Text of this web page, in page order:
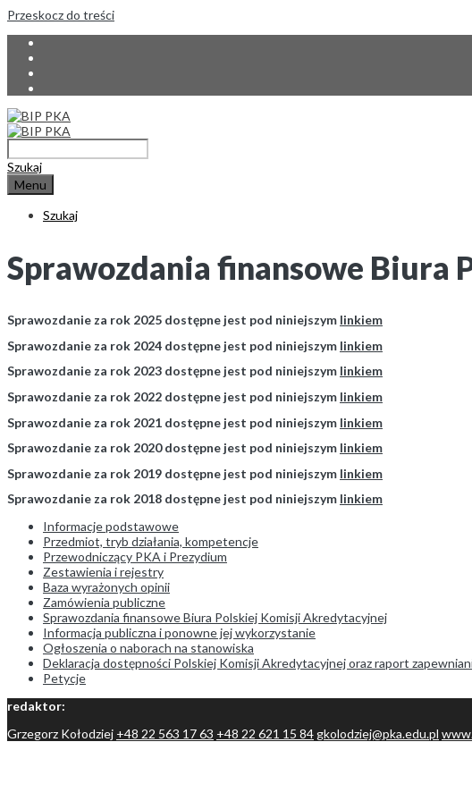
Przeskocz do treści
Szukaj
Menu
Szukaj
Sprawozdania finansowe
Sprawozdanie za rok 2025 dostępne jest pod niniejszym linkiem
Sprawozdanie za rok 2024 dostępne jest pod niniejszym linkiem
Sprawozdanie za rok 2023 dostępne jest pod niniejszym linkiem
Sprawozdanie za rok 2022 dostępne jest pod niniejszym linkiem
Sprawozdanie za rok 2021 dostępne jest pod niniejszym linkiem
Sprawozdanie za rok 2020 dostępne jest pod niniejszym linkiem
Sprawozdanie za rok 2019 dostępne jest pod niniejszym linkiem
Sprawozdanie za rok 2018 dostępne jest pod niniejszym linkiem
Informacje podstawowe
Przedmiot, tryb działania, kompetencje
Przewodniczący PKA i Prezydium
Zestawienia i rejestry
Baza wyrażonych opinii
Zamówienia publiczne
Sprawozdania finansowe Biura Polskiej Komisji Akredytacyjnej
Informacja publiczna i ponowne jej wykorzystanie
Ogłoszenia o naborach na stanowiska
Deklaracja dostępności Polskiej Komisji Akredytacyjnej oraz raport
Petycje
redaktor:
Grzegorz Kołodziej +48 22 563 17 63 +48 22 621 15 84 gkolodziej@pka.edu.pl